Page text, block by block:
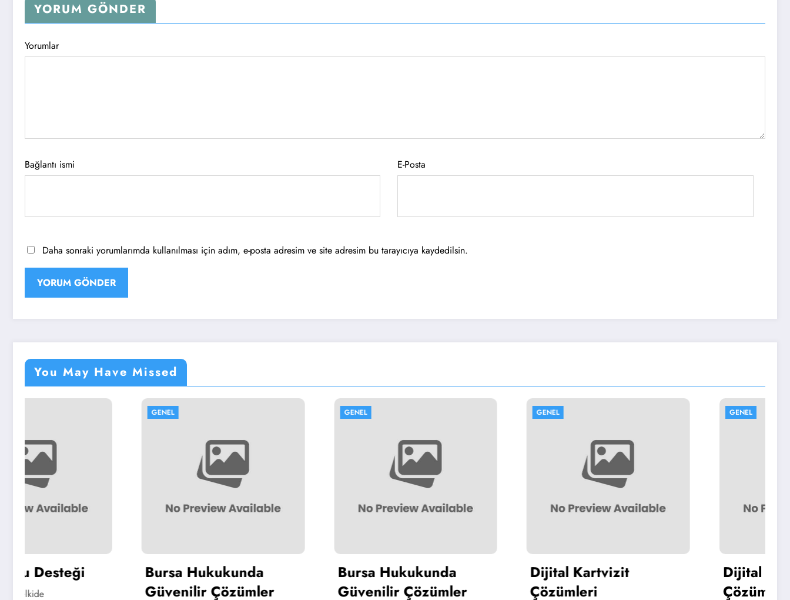
YORUM GÖNDER
Yorumlar
Bağlantı ismi E-Posta
Daha sonraki yorumlarımda kullanılması için adım, e-posta adresim ve site adresim bu tarayıcıya kaydedilsin.
You May Have Missed
Bursa Hukukunda
Güvenilir Çözümler
Bursa Hukukunda
Güvenilir Çözümler
Dijital Kartvizit
Çözümleri
Dijital Kartvizit